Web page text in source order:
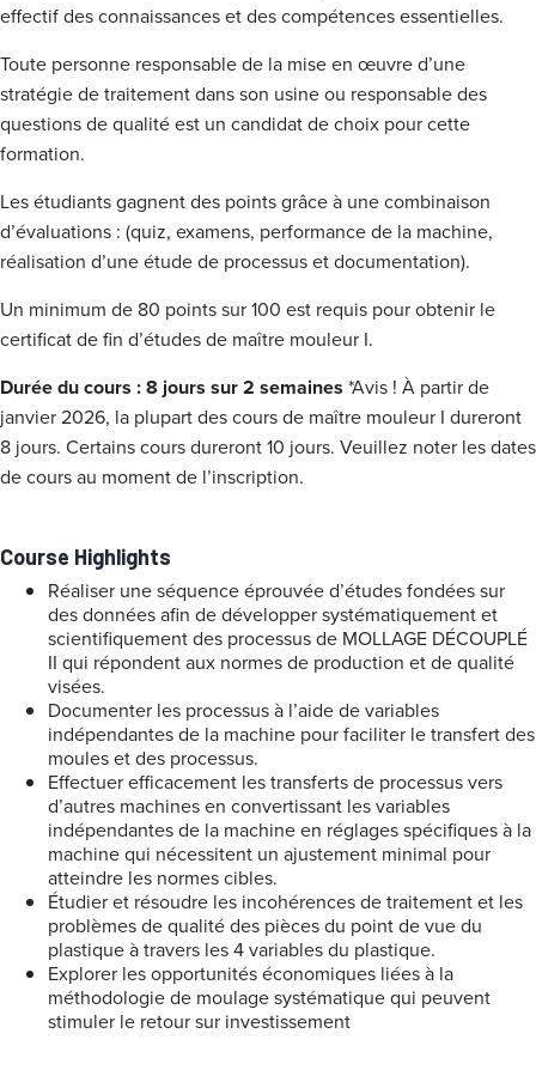
effectif des connaissances et des compétences essentielles.
Toute personne responsable de la mise en œuvre d’une
stratégie de traitement dans son usine ou responsable des
questions de qualité est un candidat de choix pour cette
formation.
Les étudiants gagnent des points grâce à une combinaison
d’évaluations : (quiz, examens, performance de la machine,
réalisation d’une étude de processus et documentation).
Un minimum de 80 points sur 100 est requis pour obtenir le
certificat de fin d’études de maître mouleur I.
Durée du cours : 8 jours sur 2 semaines *Avis ! À partir de
janvier 2026, la plupart des cours de maître mouleur I dureront
8 jours. Certains cours dureront 10 jours. Veuillez noter les dates
de cours au moment de l’inscription.
Course Highlights
Réaliser une séquence éprouvée d’études fondées sur
des données afin de développer systématiquement et
scientifiquement des processus de MOLLAGE DÉCOUPLÉ
II qui répondent aux normes de production et de qualité
visées.
Documenter les processus à l’aide de variables
indépendantes de la machine pour faciliter le transfert des
moules et des processus.
Effectuer efficacement les transferts de processus vers
d’autres machines en convertissant les variables
indépendantes de la machine en réglages spécifiques à la
machine qui nécessitent un ajustement minimal pour
atteindre les normes cibles.
Étudier et résoudre les incohérences de traitement et les
problèmes de qualité des pièces du point de vue du
plastique à travers les 4 variables du plastique.
Explorer les opportunités économiques liées à la
méthodologie de moulage systématique qui peuvent
stimuler le retour sur investissement